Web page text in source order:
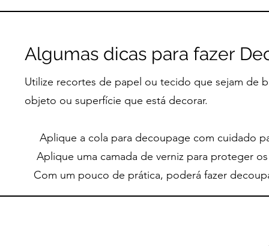
Algumas dicas para fazer
Utilize recortes de papel ou tecido que sejam de
objeto ou superfície que está decorar.
Aplique a cola para decoupage com cuidado
Aplique uma camada de verniz para proteger
Com um pouco de prática, poderá fazer